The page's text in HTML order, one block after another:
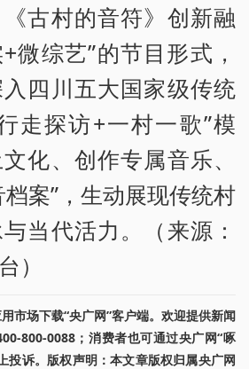
古村的音符》创新融
微综艺”的节目形式，
四川五大国家级传统
走探访+一村一歌”模
化、创作专属音乐、
案”，生动展现传统村
当代活力。（来源：
）
市场下载“央广网”客户端。欢迎提供新闻
800-0088；消费者也可通过央广网“啄
投诉。版权声明：本文章版权归属央广网